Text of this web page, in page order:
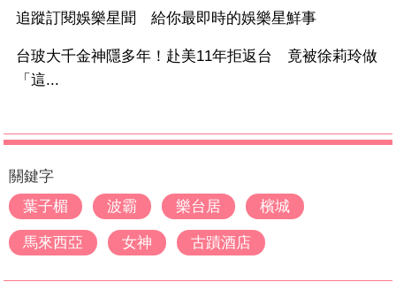
追蹤訂閱娛樂星聞 給你最即時的娛樂星鮮事
台玻大千金神隱多年！赴美11年拒返台 竟被徐莉玲做
「這...
關鍵字
葉子楣
波霸 樂台居 檳城
馬來西亞 女神 古蹟酒店